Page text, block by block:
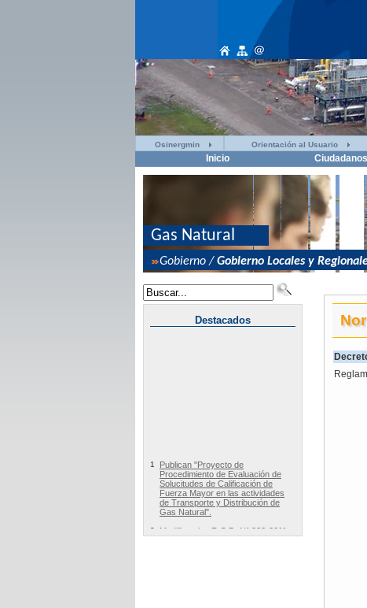
Osinergmin Orientación al Usuario
Inicio